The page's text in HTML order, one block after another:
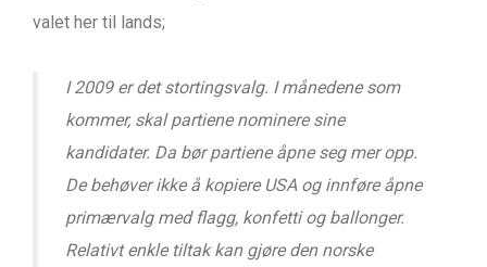
valet her til lands;
I 2009 er det stortingsvalg. I månedene som
kommer, skal partiene nominere sine
kandidater. Da bør partiene åpne seg mer opp.
De behøver ikke å kopiere USA og innføre åpne
primærvalg med flagg, konfetti og ballonger.
Relativt enkle tiltak kan gjøre den norske